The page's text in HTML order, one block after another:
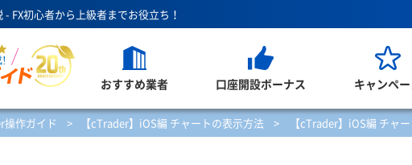
FX初心者から上級者までお役立ち！
おすすめ業者 口座開設ボーナス キャンペ
作ガイド > 【cTrader】iOS編 チャートの表示方法 > 【cTrader】iOS編 チャ